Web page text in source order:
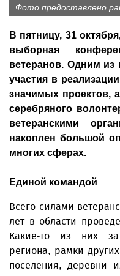
Фото предоставлено
В пятницу, 31
выборная
ветеранов. Одним из
участия в
значимых проектов,
серебряного
ветеранскими
накоплен большой
многих сферах.
Единой командой
Всего силами
лет в области
Какие-то из них
региона, рамки
поселения, деревни